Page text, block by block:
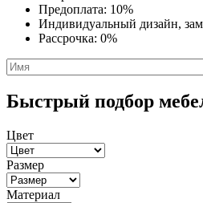
Предоплата: 10%
Индивидуальный дизайн,
Рассрочка: 0%
Быстрый подбор
Цвет
Размер
Материал